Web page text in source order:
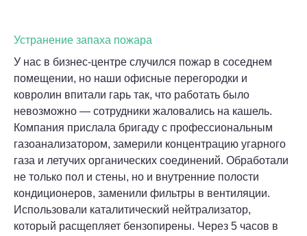
Устранение запаха пожара
У нас в бизнес-центре случился пожар в соседнем
помещении, но наши офисные перегородки и
ковролин впитали гарь так, что работать было
невозможно — сотрудники жаловались на кашель.
Компания прислала бригаду с профессиональным
газоанализатором, замерили концентрацию угарного
газа и летучих органических соединений. Обработали
не только пол и стены, но и внутренние полости
кондиционеров, заменили фильтры в вентиляции.
Использовали каталитический нейтрализатор,
который расщепляет бензопирены. Через 5 часов в